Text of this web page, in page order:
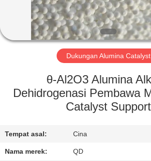
KAMI
TUR
KONTROL
HUBUNGI
KAMI
Dukungan Alumina Catalyst
θ-Al2O3 Alumina
Dehidrogenasi Pembawa
Catalyst Support
Tempat asal: Cina
Nama merek: QD